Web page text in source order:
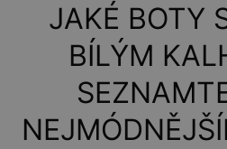
JAKÉ BOTY
BÍLÝM